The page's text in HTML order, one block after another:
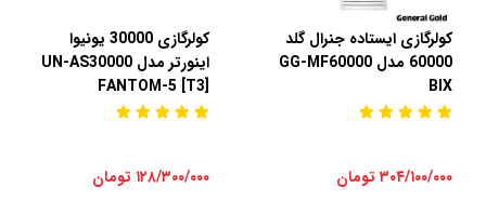
کولرگازی ایستاده جنرال گلد
60000 مدل GG-MF60000
BIX
۳۰۴/۱۰۰/۰۰۰ تومان
کولرگازی 30000 یونیوا
اینورتر مدل UN-AS30000
FANTOM-5 [T3]
۱۲۸/۳۰۰/۰۰۰ تومان